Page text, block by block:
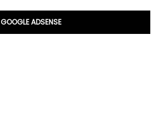
GOOGLE ADSENSE